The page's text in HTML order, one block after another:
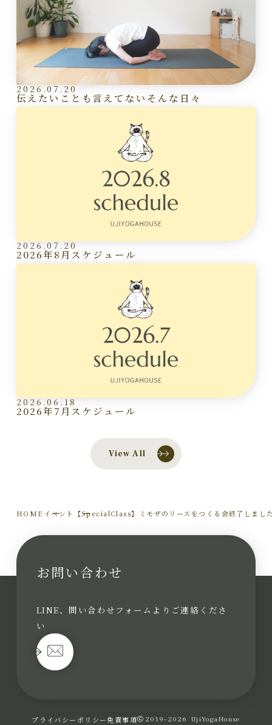
2026.07.20
伝えたいことも言えてないそんな日々
2026.07.20
2026年8月スケジュール
2026.06.18
2026年7月スケジュール
View All
HOME イベント 【SpecialClass】ミモザのリースをつくる会終了しまし
お問い合わせ
LINE、問い合わせフォームよりご連絡くださ
い
プライバシーポリシー免責事項 2019–2026 UjiYogaHouse